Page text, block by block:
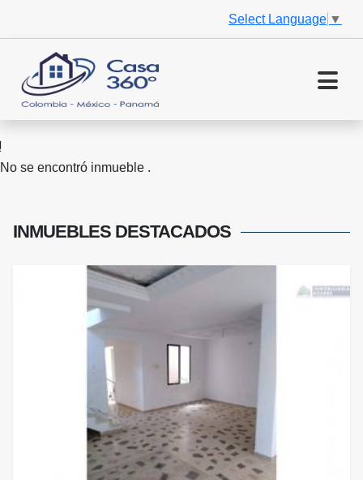
Select Language ▼
No se encontró inmueble .
INMUEBLES DESTACADOS